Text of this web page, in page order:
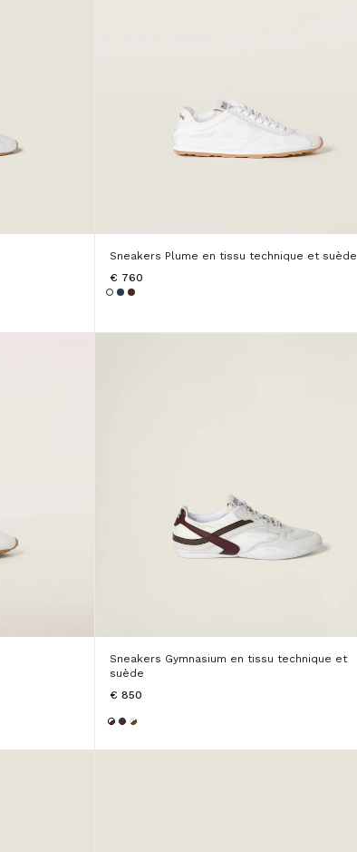
Sneakers Plume en tissu technique et suède
€ 760
Sneakers Gymnasium en tissu technique et
suède
€ 850